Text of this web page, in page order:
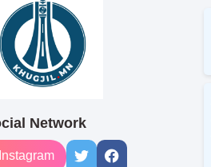
Network
Instagram